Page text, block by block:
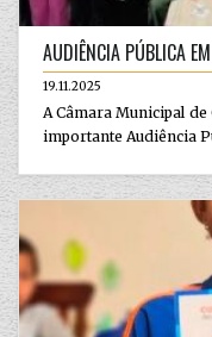
AUDIÊNCIA PÚBLICA
19.11.2025
A Câmara Municipal
importante Audiência